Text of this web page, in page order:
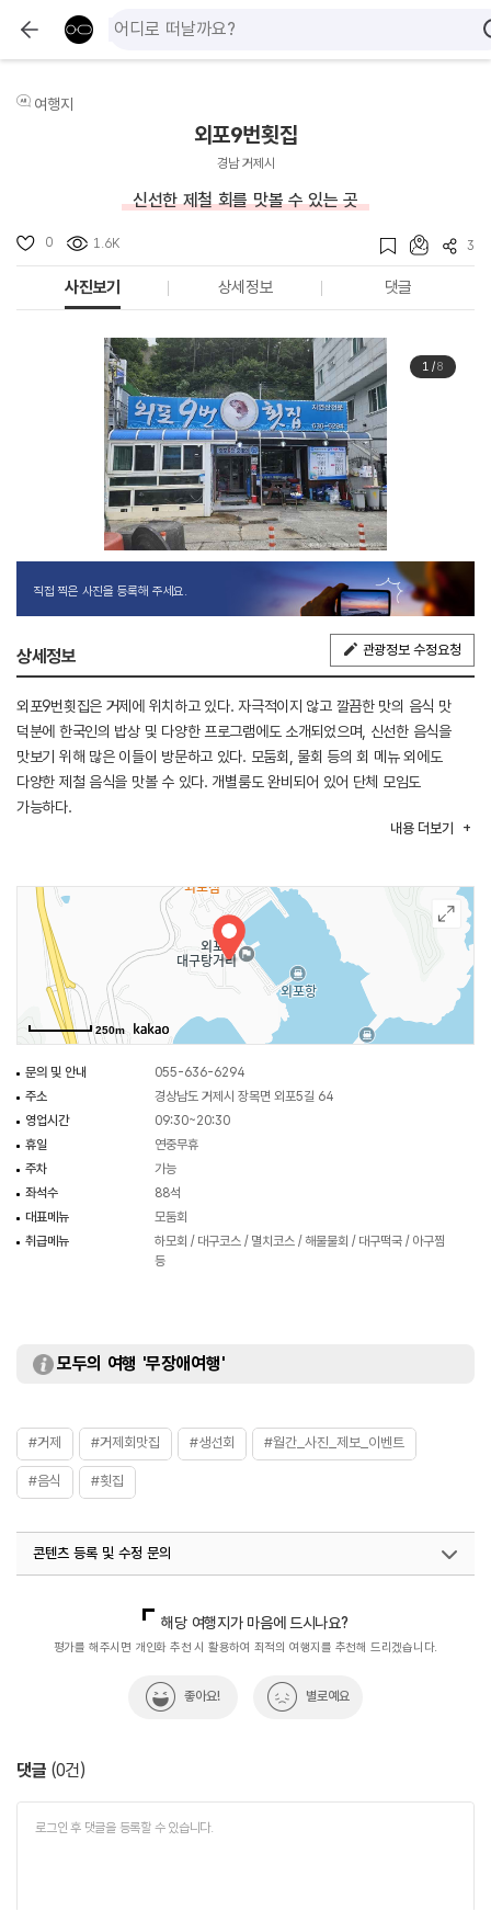
여행지
외포9번횟집
경남 거제시
신선한 제철 회를 맛볼 수 있는 곳
0 1.6K 3
사진보기 상세정보 댓글
1/8
직접 찍은 사진을 등록해 주세요.
상세정보 관광정보 수정요청
외포9번횟집은 거제에 위치하고 있다. 자극적이지 않고 깔끔한 맛의 음식 맛
덕분에 한국인의 밥상 및 다양한 프로그램에도 소개되었으며, 신선한 음식을
맛보기 위해 많은 이들이 방문하고 있다. 모둠회, 물회 등의 회 메뉴 외에도
다양한 제철 음식을 맛볼 수 있다. 개별룸도 완비되어 있어 단체 모임도
가능하다.
내용 더보기
250m
문의 및 안내
055-636-6294
주소
경상남도 거제시 장목면 외포5길 64
영업시간
09:30~20:30
휴일
연중무휴
주차
가능
좌석수
88석
대표메뉴
모둠회
취급메뉴
하모회 / 대구코스 / 멸치코스 / 해물물회 / 대구떡국 / 아구찜
등
모두의 여행 '무장애여행'
#거제 #거제회맛집 #생선회 #월간_사진_제보_이벤트
#음식 #횟집
콘텐츠 등록 및 수정 문의
해당 여행지가 마음에 드시나요?
평가를 해주시면 개인화 추천 시 활용하여 최적의 여행지를 추천해 드리겠습니다.
좋아요! 별로예요
댓글 (0건)